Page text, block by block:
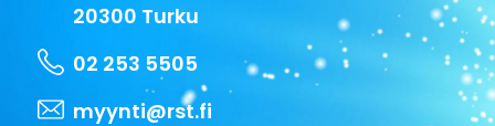
20300 Turku
02 253 5505
myynti@rst.fi